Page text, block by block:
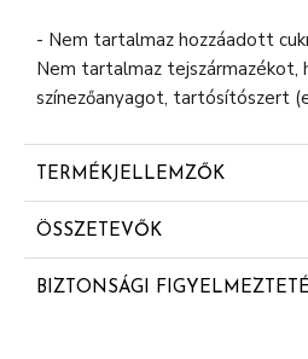
- Nem tartalmaz hozzáadott
Nem tartalmaz
színezőanyagot, tartósítószert
TERMÉKJELLEMZŐK
Bio - Prémium minőség -
Gyümölcs gabonával
Nem tartalmaz hozzáadott
ÖSSZETEVŐK
Gyümölcs* 78%
BIZTONSÁGI